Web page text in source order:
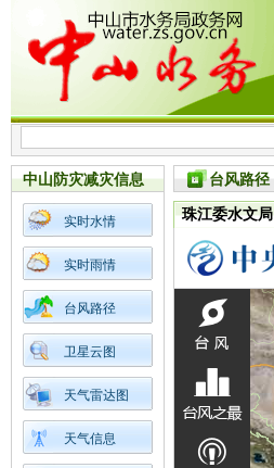
中山防灾减灾信息
实时水情
实时雨情
台风路径
卫星云图
天气雷达图
天气信息
台风路径
珠江委水文局